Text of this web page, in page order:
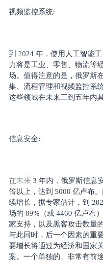
视频监控系统:
到 2024 年，使用人工智能
力将是工业、零售、物流等
场。值得注意的是，俄罗斯
集、流程管理和视频监控系
这些领域在未来三到五年内
信息安全:
在未来 3 年内，俄罗斯信息
倍以上，达到 5000 亿卢布
续增长，据专家估计，到
场的 89%（或 4460 亿卢布
家支持，以及黑客攻击数量
与此同时，后一个因素的重
要增长将通过为经济和国家
案。一个单独的、非常有前